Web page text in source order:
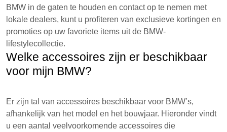
BMW in de gaten te houden en contact op te nemen met
lokale dealers, kunt u profiteren van exclusieve kortingen en
promoties op uw favoriete items uit de BMW-
lifestylecollectie.
Welke accessoires zijn er beschikbaar
voor mijn BMW?
Er zijn tal van accessoires beschikbaar voor BMW’s,
afhankelijk van het model en het bouwjaar. Hieronder vindt
u een aantal veelvoorkomende accessoires die